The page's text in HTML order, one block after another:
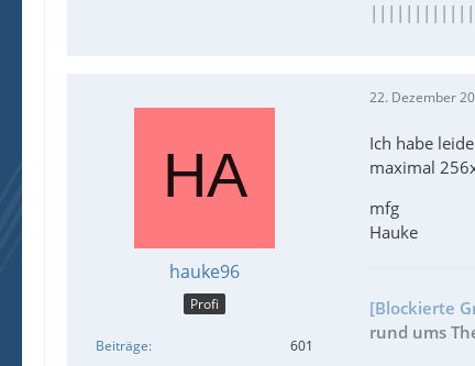
hauke96
Profi
Beiträge 601
22. Dezember
Ich habe
maximal
mfg
Hauke
[Blockierte
rund ums